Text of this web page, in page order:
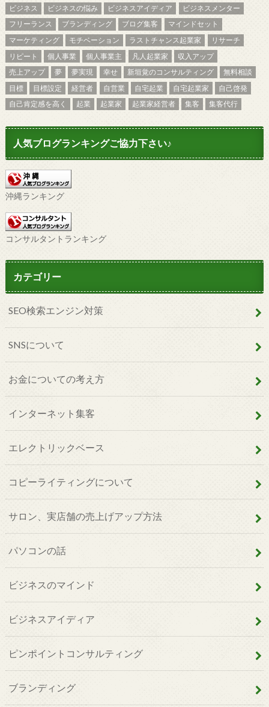
ビジネス ビジネスの悩み ビジネスアイディア
ビジネスメンター
フリーランス
ブランディング ブログ集客
マインドセット
マーケティング
モチベーション ラストチャンス起業家
リサーチ
リピート
個人事業 個人事業主 凡人起業家
収入アップ
売上アップ
夢 夢実現 幸せ 新垣覚のコンサルティング
無料相談
目標
目標設定 経営者 自営業 自宅起業 自宅起業家
自己啓発
自己肯定感を高く
起業 起業家 起業家経営者 集客 集客代行
人気ブログランキングご協力下さい♪
沖縄ランキング
コンサルタントランキング
カテゴリー
SEO検索エンジン対策
SNSについて
お金についての考え方
インターネット集客
エレクトリックベース
コピーライティングについて
サロン、実店舗の売上げアップ方法
パソコンの話
ビジネスのマインド
ビジネスアイディア
ピンポイントコンサルティング
ブランディング